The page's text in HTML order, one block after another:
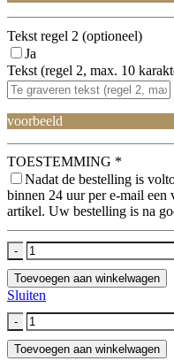
Tekst regel 2 (optioneel)
Ja
Tekst (regel 2, max. 10
voorbeeld
TOESTEMMING *
Nadat de bestelling is
binnen 24 uur per e-mail een
artikel. Uw bestelling is na
-
Toevoegen aan winkelwagen
Sluiten
-
Toevoegen aan winkelwagen